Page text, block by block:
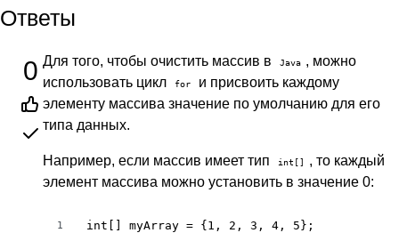
Ответы
0 Для того, чтобы очистить массив в Java , можно
использовать цикл
for
и присвоить каждому
элементу массива значение по умолчанию для его
типа данных.
Например, если массив имеет тип int[]
, то каждый
элемент массива можно установить в значение 0:
1
int[] myArray = {1, 2, 3, 4, 5};